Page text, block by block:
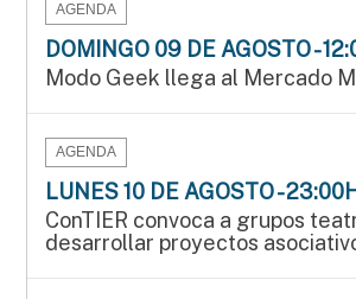
AGENDA
DOMINGO 09 DE AGOSTO -
Modo Geek llega al Mercado
AGENDA
LUNES 10 DE AGOSTO -
ConTIER convoca a grupos
desarrollar proyectos